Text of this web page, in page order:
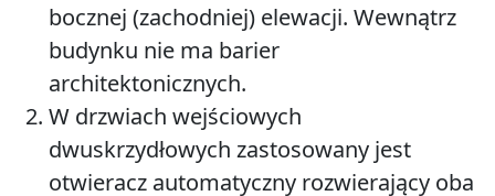
bocznej (zachodniej) elewacji. Wewnątrz
budynku nie ma barier
architektonicznych.
W drzwiach wejściowych
dwuskrzydłowych zastosowany jest
otwieracz automatyczny rozwierający oba